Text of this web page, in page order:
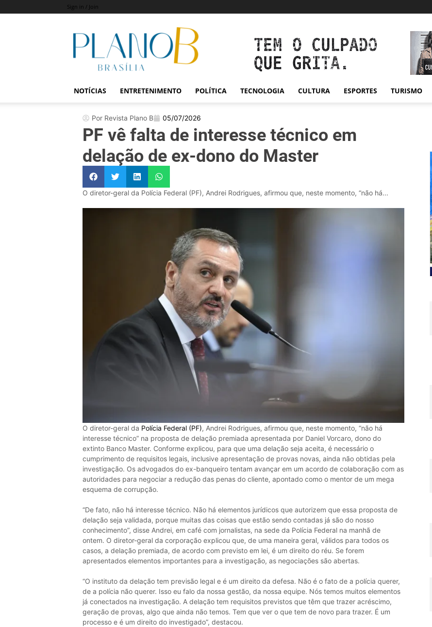
Sign in / Join
Revista
Plano
NOTÍCIAS ENTRETENIMENTO POLÍTICA TECNOLOGIA CULTURA ESPORTES TURISMO
Por Revista Plano B 05/07/2026
PF vê falta de interesse técnico em
delação de ex-dono do Master
O diretor-geral da Polícia Federal (PF), Andrei Rodrigues, afirmou que, neste momento, “não há...
O diretor-geral da Polícia Federal (PF), Andrei Rodrigues, afirmou que, neste momento, “não há
interesse técnico” na proposta de delação premiada apresentada por Daniel Vorcaro, dono do
extinto Banco Master. Conforme explicou, para que uma delação seja aceita, é necessário o
cumprimento de requisitos legais, inclusive apresentação de provas novas, ainda não obtidas pela
investigação. Os advogados do ex-banqueiro tentam avançar em um acordo de colaboração com as
autoridades para negociar a redução das penas do cliente, apontado como o mentor de um mega
esquema de corrupção.
“De fato, não há interesse técnico. Não há elementos jurídicos que autorizem que essa proposta de
delação seja validada, porque muitas das coisas que estão sendo contadas já são do nosso
conhecimento”, disse Andrei, em café com jornalistas, na sede da Polícia Federal na manhã de
ontem. O diretor-geral da corporação explicou que, de uma maneira geral, válidos para todos os
casos, a delação premiada, de acordo com previsto em lei, é um direito do réu. Se forem
apresentados elementos importantes para a investigação, as negociações são abertas.
“O instituto da delação tem previsão legal e é um direito da defesa. Não é o fato de a polícia querer,
de a polícia não querer. Isso eu falo da nossa gestão, da nossa equipe. Nós temos muitos elementos
já conectados na investigação. A delação tem requisitos previstos que têm que trazer acréscimo,
geração de provas, algo que ainda não temos. Tem que ver o que tem de novo para trazer. É um
processo e é um direito do investigado”, destacou.